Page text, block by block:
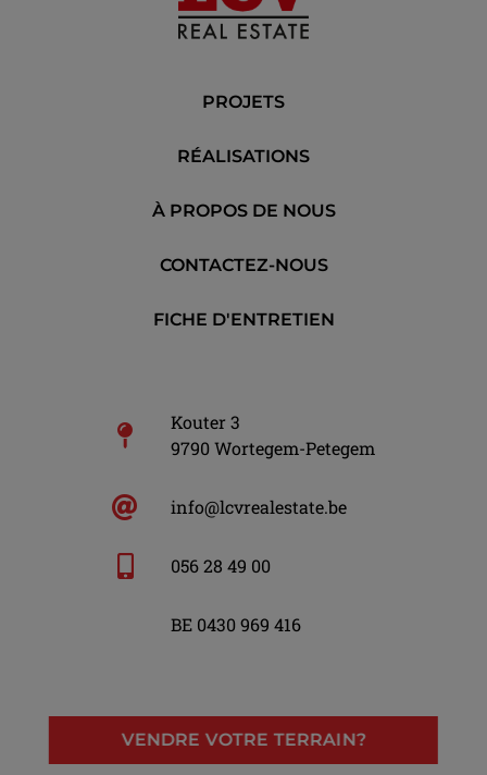
PROJETS
RÉALISATIONS
À PROPOS DE NOUS
CONTACTEZ-NOUS
FICHE D'ENTRETIEN
Kouter 3
9790 Wortegem-Petegem
info@lcvrealestate.be
056 28 49 00
BE 0430 969 416
VENDRE VOTRE TERRAIN?